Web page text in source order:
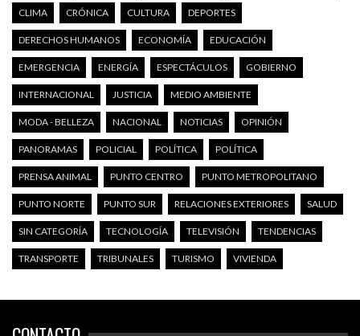
CLIMA CRÓNICA CULTURA DEPORTES
DERECHOS HUMANOS ECONOMÍA EDUCACIÓN
EMERGENCIA ENERGÍA ESPECTÁCULOS GOBIERNO
INTERNACIONAL JUSTICIA MEDIO AMBIENTE
MODA - BELLEZA NACIONAL NOTICIAS OPINIÓN
PANORAMAS POLICIAL POLÍTICA POLÍTICA
PRENSA ANIMAL PUNTO CENTRO PUNTO METROPOLITANO
PUNTO NORTE PUNTO SUR RELACIONES EXTERIORES SALUD
SIN CATEGORÍA TECNOLOGÍA TELEVISIÓN TENDENCIAS
TRANSPORTE TRIBUNALES TURISMO VIVIENDA